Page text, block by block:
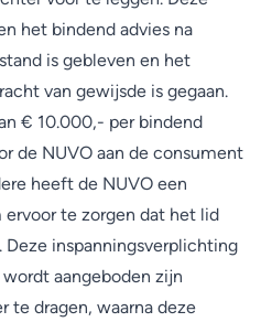
het bindend advies na
is gebleven en het
van gewijsde is gegaan.
€ 10.000,- per bindend
de NUVO aan de consument
heeft de NUVO een
te zorgen dat het lid
inspanningsverplichting
aangeboden zijn
te dragen, waarna deze